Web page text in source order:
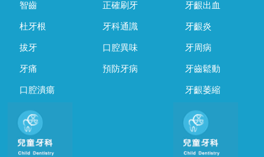
智齒
杜牙根
拔牙
牙痛
口腔潰瘍
正確刷牙
牙科通識
口腔異味
預防牙病
牙齦出血
牙齦炎
牙周病
牙齒鬆動
牙齦萎縮